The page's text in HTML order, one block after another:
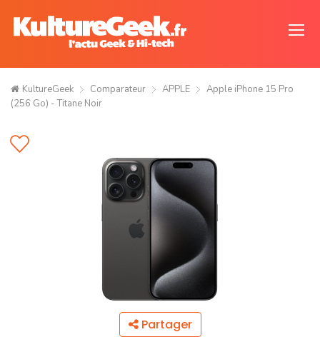
KultureGeek Comparateur APPLE
Apple iPhone 15 Pro
(256 Go) - Titane Noir
Partager